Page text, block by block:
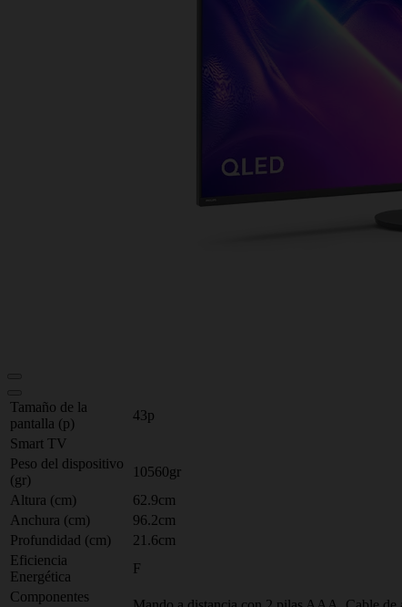
Tamaño de la
pantalla (p)
43p
Smart TV
Peso del dispositivo
(gr)
10560gr
Altura (cm)
62.9cm
Anchura (cm)
96.2cm
Profundidad (cm)
21.6cm
Eficiencia
Energética
F
Componentes